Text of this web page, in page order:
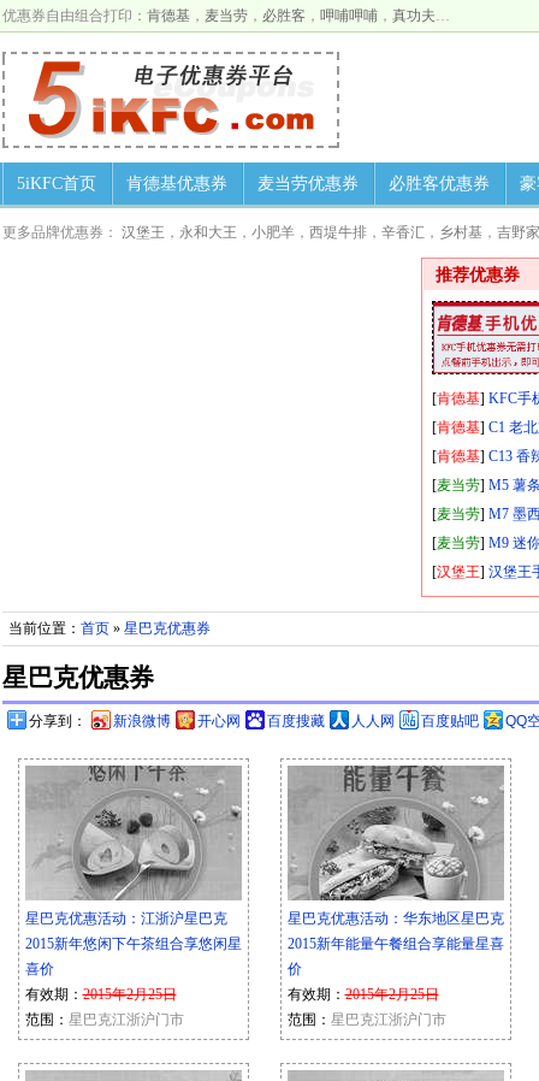
优惠券自由组合打印： 肯德基 ， 麦当劳， 必胜客 ， 呷哺呷哺， 真功夫…
5iKFC首页 肯德基优惠券 麦当劳优惠券 必胜客优惠券
更多品牌优惠券： 汉堡王 ， 永和大王 ， 小肥羊， 西堤牛排， 辛香汇 ， 乡村基 ， 吉野家
推荐优惠券
[肯德基] KFC手
[肯德基] C1 老
[肯德基] C13 香
[麦当劳] M5 薯
[麦当劳] M7 墨
[麦当劳] M9 迷
[汉堡王] 汉堡王
当前位置： 首页» 星巴克优惠券
星巴克优惠券
分享到： 新浪微博 开心网 百度搜藏 人人网 百度贴吧 QQ
星巴克优惠活动：江浙沪星巴克
2015新年悠闲下午茶组合享悠闲星
喜价
有效期：2015年2月25日
范围： 星巴克江浙沪门市
星巴克优惠活动：华东地区星巴克
2015新年能量午餐组合享能量星喜
价
有效期：2015年2月25日
范围： 星巴克江浙沪门市